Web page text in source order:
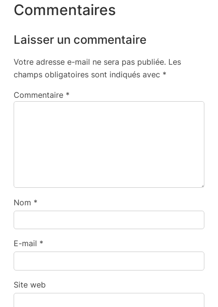
Commentaires
Laisser un commentaire
Votre adresse e-mail ne sera pas publiée. Les
champs obligatoires sont indiqués avec *
Commentaire *
Nom *
E-mail *
Site web